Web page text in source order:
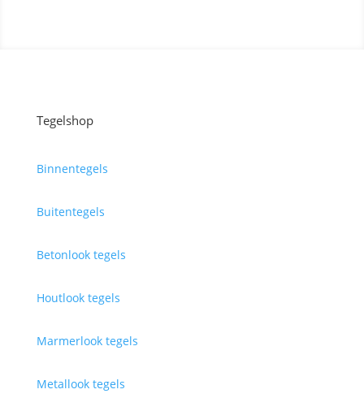
Tegelshop
Binnentegels
Buitentegels
Betonlook tegels
Houtlook tegels
Marmerlook tegels
Metallook tegels